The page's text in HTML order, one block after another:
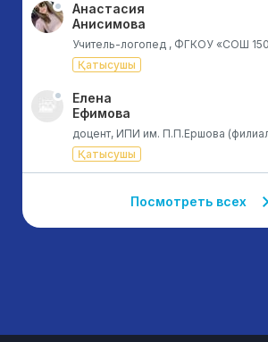
Анастасия
Анисимова
Учитель-логопед , ФГКОУ «СОШ
Қатысушы
Елена
Ефимова
доцент, ИПИ им. П.П.Ершова
Қатысушы
Посмотреть всех